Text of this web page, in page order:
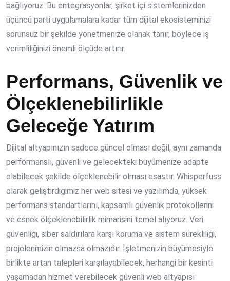
bağlıyoruz. Bu entegrasyonlar, şirket içi sistemlerinizden
üçüncü parti uygulamalara kadar tüm dijital ekosisteminizi
sorunsuz bir şekilde yönetmenize olanak tanır, böylece iş
verimliliğinizi önemli ölçüde artırır.
Performans, Güvenlik ve
Ölçeklenebilirlikle
Geleceğe Yatırım
Dijital altyapınızın sadece güncel olması değil, aynı zamanda
performanslı, güvenli ve gelecekteki büyümenize adapte
olabilecek şekilde ölçeklenebilir olması esastır. Whisperfuss
olarak geliştirdiğimiz her web sitesi ve yazılımda, yüksek
performans standartlarını, kapsamlı güvenlik protokollerini
ve esnek ölçeklenebilirlik mimarisini temel alıyoruz. Veri
güvenliği, siber saldırılara karşı koruma ve sistem sürekliliği,
projelerimizin olmazsa olmazıdır. İşletmenizin büyümesiyle
birlikte artan talepleri karşılayabilecek, herhangi bir kesinti
yaşamadan hizmet verebilecek güvenli web altyapısı